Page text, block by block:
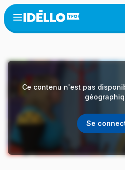
Aller
au
contenu
Open
menu
Ce contenu n'est pas
Se